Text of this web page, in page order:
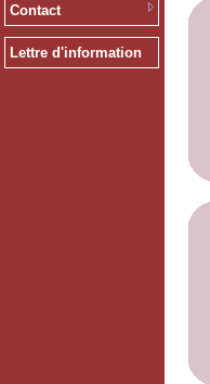
Contact
Lettre d'information